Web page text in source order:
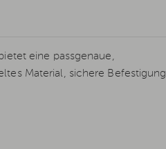
eine passgenaue,
Material, sichere Befestigung